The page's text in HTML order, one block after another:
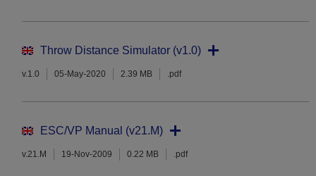
Throw Distance Simulator (v1.0)
v.1.0 05-May-2020 2.39 MB .pdf
ESC/VP Manual (v21.M)
v.21.M 19-Nov-2009 0.22 MB .pdf